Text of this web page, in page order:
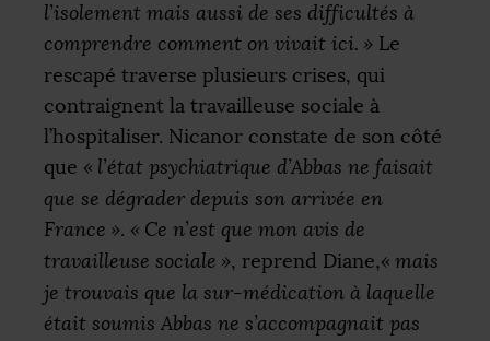
l’isolement mais aussi de ses difficultés à
comprendre comment on vivait ici. » Le
rescapé traverse plusieurs crises, qui
contraignent la travailleuse sociale à
l’hospitaliser. Nicanor constate de son côté
que « l’état psychiatrique d’Abbas ne faisait
que se dégrader depuis son arrivée en
France ». « Ce n’est que mon avis de
travailleuse sociale », reprend Diane,« mais
je trouvais que la sur-médication à laquelle
était soumis Abbas ne s’accompagnait pas